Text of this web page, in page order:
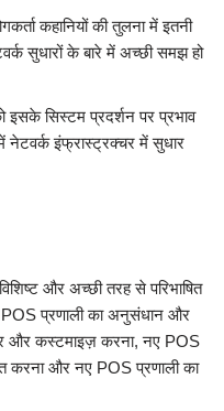
कहानियों की तुलना में इतनी
सुधारों के बारे में अच्छी समझ हो
इसके सिस्टम प्रदर्शन पर प्रभाव
नेटवर्क इंफ्रास्ट्रक्चर में सुधार
और अच्छी तरह से परिभाषित
POS प्रणाली का अनुसंधान और
और कस्टमाइज़ करना, नए POS
करना और नए POS प्रणाली का